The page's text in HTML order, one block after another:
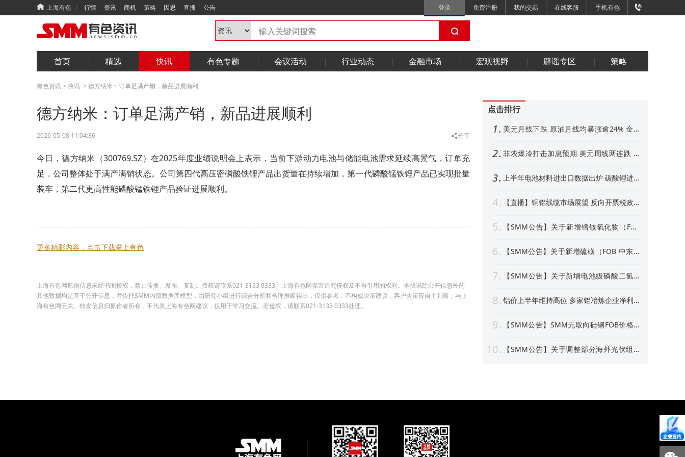
上海有色 行情 资讯 商机 策略 因思 直播 公告 登录 免费注册 我的交易 在线客服 手机有色
首页 精选 快讯 有色专题 会议活动 行业动态 金融市场 宏观视野 辟谣专区 策略
有色资讯> 快讯 > 德方纳米：订单足满产销，新品进展顺利
德方纳米：订单足满产销，新品进展顺利
2026-05-08 11:04:36 分享
今日，德方纳米（300769.SZ）在2025年度业绩说明会上表示，当前下游动力电池与储能电池需求延续高景气，订单充
足，公司整体处于满产满销状态。公司第四代高压密磷酸铁锂产品出货量在持续增加，第一代磷酸锰铁锂产品已实现批量
装车，第二代更高性能磷酸锰铁锂产品验证进展顺利。
更多精彩内容，点击下载掌上有色
上海有色网原创信息未经书面授权，禁止传播、发布、复制。授权请联系021-3133 0333。上海有色网保留追究侵权及不当引用的权利。本快讯除公开信息外的
其他数据均是基于公开信息，并依托SMM内部数据库模型，由研究小组进行综合分析和合理推断得出，仅供参考，不构成决策建议，客户决策应自主判断，与上
海有色网无关。转发信息归原作者所有，不代表上海有色网建议，仅用于学习交流。若侵权，请联系021-3133 0333处理。
点击排行
1
美元月线下跌 原油月线均暴涨逾24% 金属
2 非农爆冷打击加息预期 美元周线两连跌 金
3 上半年电池材料进出口数据出炉 碳酸锂进口
4
【直播】铜铝线缆市场展望 反向开票税政形
5
【SMM公告】关于新增镨钕氧化物（FOB
6
【SMM公告】关于新增硫磺（FOB 中东）
7
【SMM公告】关于新增电池级磷酸二氢锂
8 铝价上半年维持高位 多家铝冶炼企业净利预
9
【SMM公告】SMM无取向硅钢FOB价格点
10
【SMM公告】关于调整部分海外光伏组件